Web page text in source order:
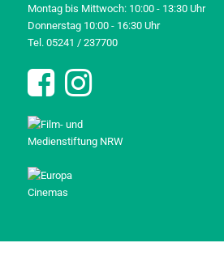
Montag bis Mittwoch: 10:00 - 13:30 Uhr
Donnerstag 10:00 - 16:30 Uhr
Tel. 05241 / 237700